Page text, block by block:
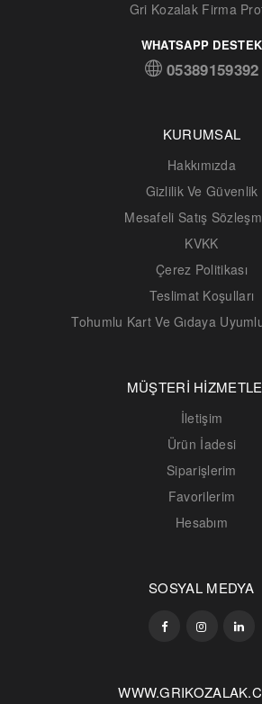
Gri Kozalak Firma
WHATSAPP DESTEK
05389159392
KURUMSAL
Hakkımızda
Gizlilik Ve Güvenlik
Mesafeli Satış
KVKK
Çerez Politikası
Teslimat Koşulları
Tohumlu Kart Ve Gıdaya
MÜŞTERİ
İletişim
Ürün İadesi
Siparişlerim
Favorilerim
Hesabım
SOSYAL MEDYA